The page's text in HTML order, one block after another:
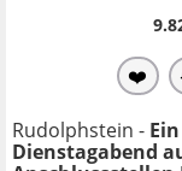
❤️
Rudolphstein -
Dienstagabend